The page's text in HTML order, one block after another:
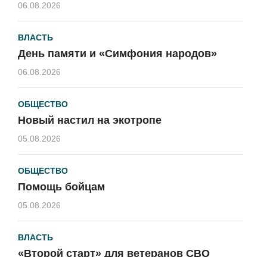
06.08.2026
ВЛАСТЬ
День памяти и «Симфония народов»
06.08.2026
ОБЩЕСТВО
Новый настил на экотропе
05.08.2026
ОБЩЕСТВО
Помощь бойцам
05.08.2026
ВЛАСТЬ
«Второй старт» для ветеранов СВО